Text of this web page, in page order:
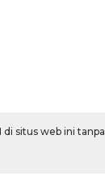
situs web ini tanpa